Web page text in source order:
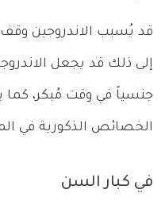
قد يُسبب الاندروجين وقف
إلى ذلك قد يجعل
جنسياً في وقت مُبكر،
الخصائص الذكورية في
في كبار السن